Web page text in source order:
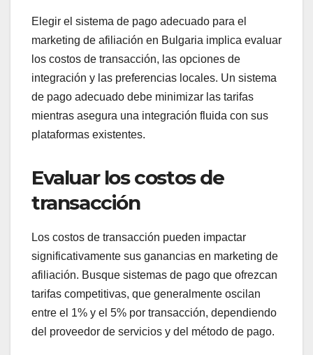
Elegir el sistema de pago adecuado para el
marketing de afiliación en Bulgaria implica evaluar
los costos de transacción, las opciones de
integración y las preferencias locales. Un sistema
de pago adecuado debe minimizar las tarifas
mientras asegura una integración fluida con sus
plataformas existentes.
Evaluar los costos de
transacción
Los costos de transacción pueden impactar
significativamente sus ganancias en marketing de
afiliación. Busque sistemas de pago que ofrezcan
tarifas competitivas, que generalmente oscilan
entre el 1% y el 5% por transacción, dependiendo
del proveedor de servicios y del método de pago.